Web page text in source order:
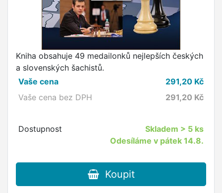
Kniha obsahuje 49 medailonků nejlepších českých
a slovenských šachistů.
Vaše cena
291,20 Kč
Vaše cena bez DPH
291,20 Kč
Dostupnost Skladem > 5 ks
Odesíláme v pátek 14.8.
Koupit